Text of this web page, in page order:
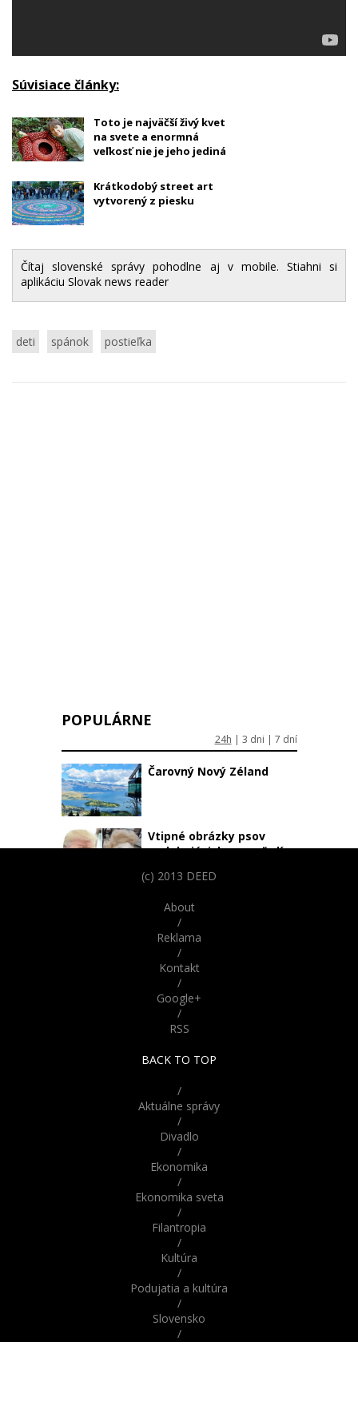
Súvisiace články:
Toto je najväčší živý kvet
na svete a enormná
veľkosť nie je jeho jediná
Krátkodobý street art
vytvorený z piesku
Čítaj slovenské správy pohodlne aj v mobile. Stiahni si
aplikáciu Slovak news reader
deti spánok postieľka
POPULÁRNE
24h | 3 dni | 7 dní
Čarovný Nový Zéland
Vtipné obrázky psov
podobajúcich sa na ľudí
Minimalistické tetovania:
Umelecké diela na pár
centimetroch
Parížske katakomby
skrývajú desivú históriu.
Odvážili by ste sa do nich
vstúpiť?
Demotivácia: Som len
obyčajný kretén, akých sú
na svete 4 miliardy
(c) 2013 DEED
About
/
Reklama
/
Kontakt
/
Google+
/
RSS
BACK TO TOP
/
Aktuálne správy
/
Divadlo
/
Ekonomika
/
Ekonomika sveta
/
Filantropia
/
Kultúra
/
Podujatia a kultúra
/
Slovensko
/